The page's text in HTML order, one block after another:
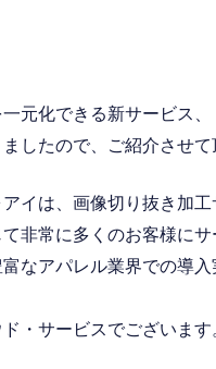
元化できる新サービス、
したので、ご紹介させて
イは、画像切り抜き加
非常に多くのお客様に
なアパレル業界での導
・サービスでございます。